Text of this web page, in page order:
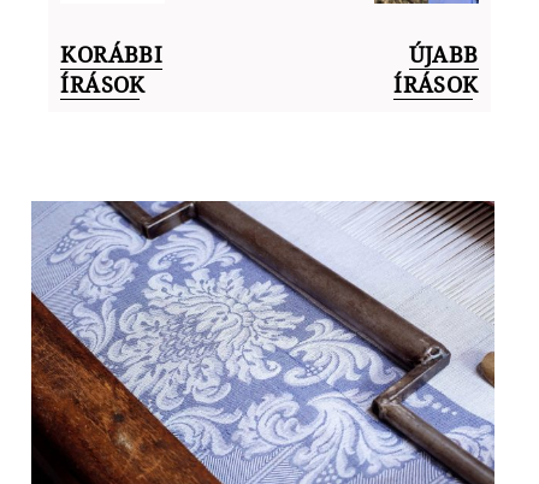
KORÁBBI
ÍRÁSOK
ÚJABB
ÍRÁSOK